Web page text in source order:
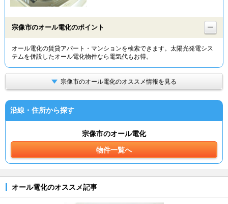
物件特集から
TOP
宗像市のオール電化のポイント
オール電化の賃貸アパート・マンションを検索できます。太陽光発電シス
テムを併設したオール電化物件なら電気代もお得。
宗像市のオール電化のオススメ情報を見る
沿線・住所から探す
宗像市のオール電化
物件一覧へ
オール電化のオススメ記事